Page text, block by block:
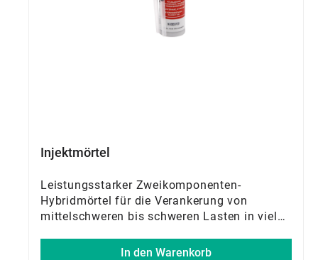
Injektmörtel
Leistungsstarker Zweikomponenten-
Hybridmörtel für die Verankerung von
mittelschweren bis schweren Lasten in vielen
In den Warenkorb